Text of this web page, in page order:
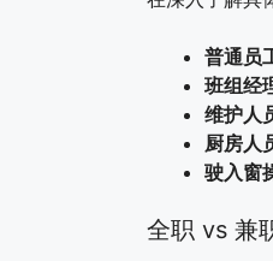
普通员
班组经
维护人
厨房人
驶入窗
全职 vs 兼